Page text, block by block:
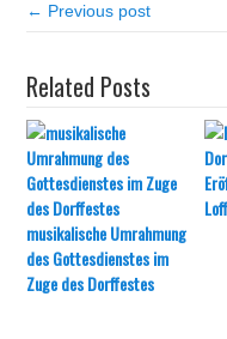
← Previous post
Related Posts
musikalische Umrahmung
des Gottesdienstes im
Zuge des Dorffestes